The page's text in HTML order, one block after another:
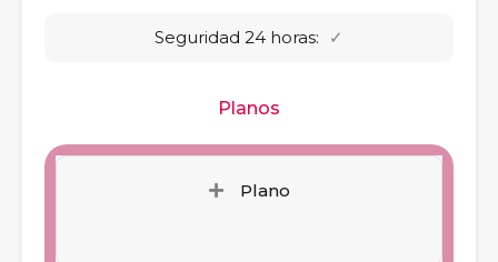
Seguridad 24 horas: ✓
Planos
Plano